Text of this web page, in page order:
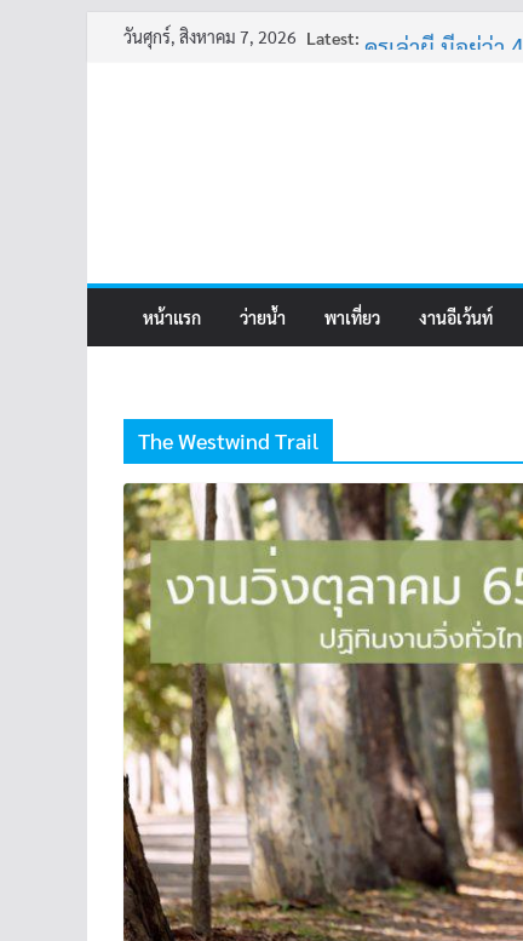
Skipวันศุกร์, สิงหาคม 7, 2026 Latest: ครูเล่าผี มีอยู่ว่า 4
หน้าแรก ว่ายน้ำ พาเที่ยว งานอีเว้นท์
The Westwind Trail